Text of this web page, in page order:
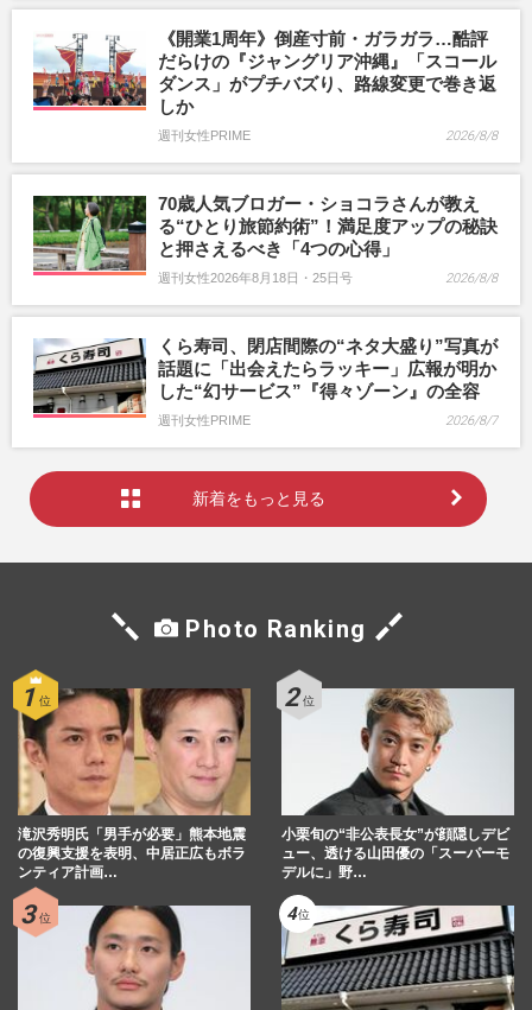
《開業1周年》倒産寸前・ガラガラ…酷評
だらけの『ジャングリア沖縄』「スコール
ダンス」がプチバズり、路線変更で巻き返
しか
週刊女性PRIME 2026/8/8
70歳人気ブロガー・ショコラさんが教え
る“ひとり旅節約術”！満足度アップの秘訣
と押さえるべき「4つの心得」
週刊女性2026年8月18日・25日号 2026/8/8
くら寿司、閉店間際の“ネタ大盛り”写真が
話題に「出会えたらラッキー」広報が明か
した“幻サービス”『得々ゾーン』の全容
週刊女性PRIME 2026/8/7
新着をもっと見る
Photo Ranking
滝沢秀明氏「男手が必要」熊本地震
の復興支援を表明、中居正広もボラ
ンティア計画…
小栗旬の“非公表長女”が顔隠しデビ
ュー、透ける山田優の「スーパーモ
デルに」野…